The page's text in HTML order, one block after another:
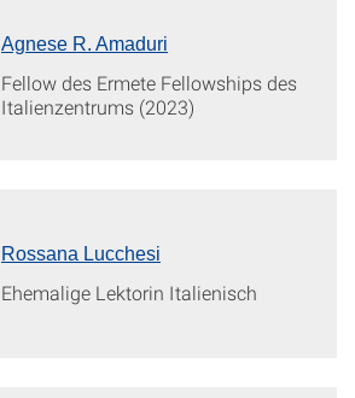
Agnese R. Amaduri
Fellow des Ermete Fellowships des
Italienzentrums (2023)
Rossana Lucchesi
Ehemalige Lektorin Italienisch